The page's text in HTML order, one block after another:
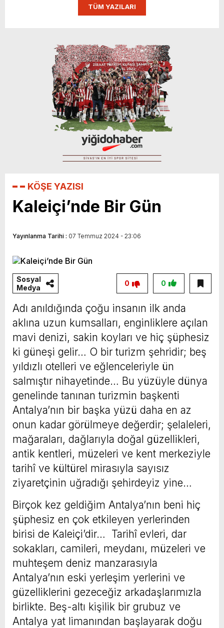
TÜM YAZILARI
KÖŞE YAZISI
Kaleiçi’nde Bir Gün
Yayınlanma Tarihi : 07 Temmuz 2024 - 23:06
Sosyal
Medya
0
0
Adı anıldığında çoğu insanın ilk anda
aklına uzun kumsalları, enginliklere açılan
mavi denizi, sakin koyları ve hiç şüphesiz
ki güneşi gelir… O bir turizm şehridir; beş
yıldızlı otelleri ve eğlenceleriyle ün
salmıştır nihayetinde… Bu yüzüyle dünya
genelinde tanınan turizmin başkenti
Antalya’nın bir başka yüzü daha en az
onun kadar görülmeye değerdir; şelaleleri,
mağaraları, dağlarıyla doğal güzellikleri,
antik kentleri, müzeleri ve kent merkeziyle
tarihî ve kültürel mirasıyla sayısız
ziyaretçinin uğradığı şehirdeyiz yine…
Birçok kez geldiğim Antalya’nın beni hiç
şüphesiz en çok etkileyen yerlerinden
birisi de Kaleiçi’dir… Tarihî evleri, dar
sokakları, camileri, meydanı, müzeleri ve
muhteşem deniz manzarasıyla
Antalya’nın eski yerleşim yerlerini ve
güzelliklerini gezeceğiz arkadaşlarımızla
birlikte. Beş-altı kişilik bir grubuz ve
Antalya yat limanından başlayarak doğu